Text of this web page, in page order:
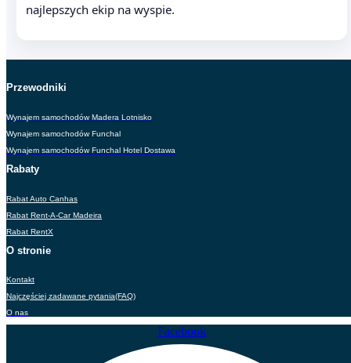
najlepszych ekip na wyspie.
Przewodniki
Wynajem samochodów Madera Lotnisko
Wynajem samochodów Funchal
Wynajem samochodów Funchal Hotel Dostawa
Rabaty
Rabat Auto Canhas
Rabat Rent-A-Car Madeira
Rabat RentX
O stronie
Kontakt
Najczęściej zadawane pytania(FAQ)
O nas
Facebook